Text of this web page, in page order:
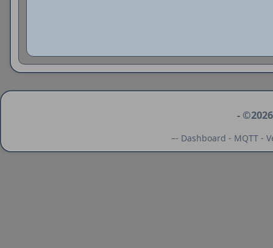
-
–- Dashboard - MQTT -